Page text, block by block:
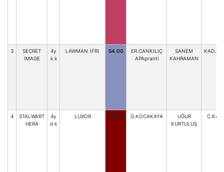
3
SECRET
IMAGE
4y
k k
LAWMAN (FR) 54.00
ER.CANKILIÇ
APApranti
SANEM
KAHRAMAN
4
STALWART
HERA
4y
d k
LUXOR 58.00 G.KOCAKAYA
UĞUR
KURTULUŞ